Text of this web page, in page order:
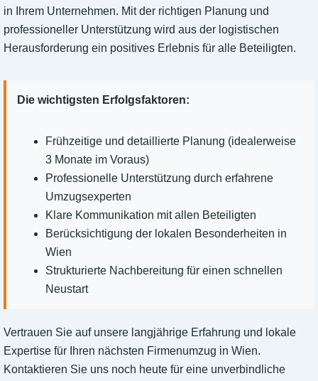
in Ihrem Unternehmen. Mit der richtigen Planung und
professioneller Unterstützung wird aus der logistischen
Herausforderung ein positives Erlebnis für alle Beteiligten.
Die wichtigsten Erfolgsfaktoren:
Frühzeitige und detaillierte Planung (idealerweise
3 Monate im Voraus)
Professionelle Unterstützung durch erfahrene
Umzugsexperten
Klare Kommunikation mit allen Beteiligten
Berücksichtigung der lokalen Besonderheiten in
Wien
Strukturierte Nachbereitung für einen schnellen
Neustart
Vertrauen Sie auf unsere langjährige Erfahrung und lokale
Expertise für Ihren nächsten Firmenumzug in Wien.
Kontaktieren Sie uns noch heute für eine unverbindliche